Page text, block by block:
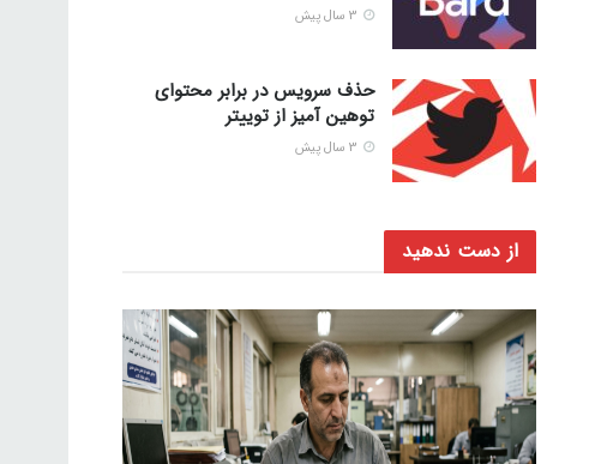
حذف سرویس در برابر محتوای
توهین آمیز از توییتر
از دست ندهید